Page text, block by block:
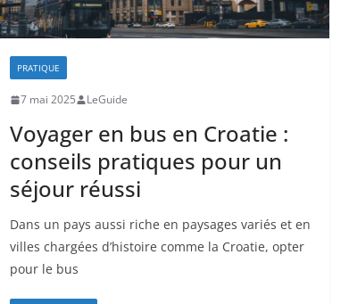
PRATIQUE
7 mai 2025 LeGuide
Voyager en bus en Croatie :
conseils pratiques pour un
séjour réussi
Dans un pays aussi riche en paysages variés et en
villes chargées d’histoire comme la Croatie, opter
pour le bus